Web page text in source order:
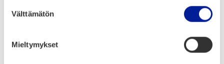
valinta
Välttämätön
Mieltymykset
Low-carbon Technologies Recycling